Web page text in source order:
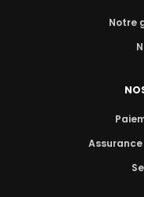
Notre